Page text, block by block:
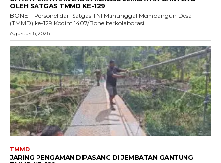
OLEH SATGAS TMMD KE-129
BONE – Personel dari Satgas TNI Manunggal Membangun Desa
(TMMD) ke-129 Kodim 1407/Bone berkolaborasi...
Agustus 6, 2026
TMMD
JARING PENGAMAN DIPASANG DI JEMBATAN GANTUNG